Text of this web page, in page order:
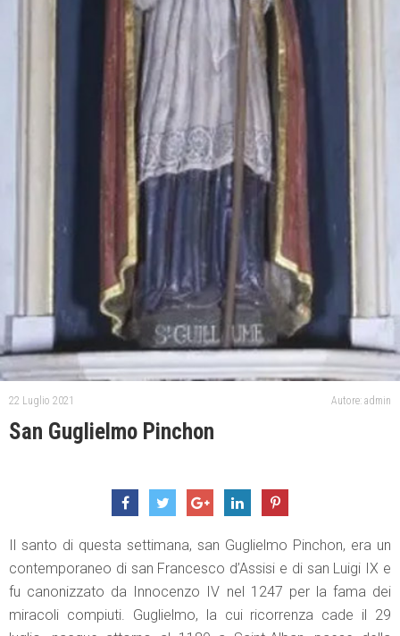
22 Luglio 2021 Autore: admin
San Guglielmo Pinchon
Il santo di questa settimana, san Guglielmo Pinchon, era un
contemporaneo di san Francesco d’Assisi e di san Luigi IX e
fu canonizzato da Innocenzo IV nel 1247 per la fama dei
miracoli compiuti. Guglielmo, la cui ricorrenza cade il 29